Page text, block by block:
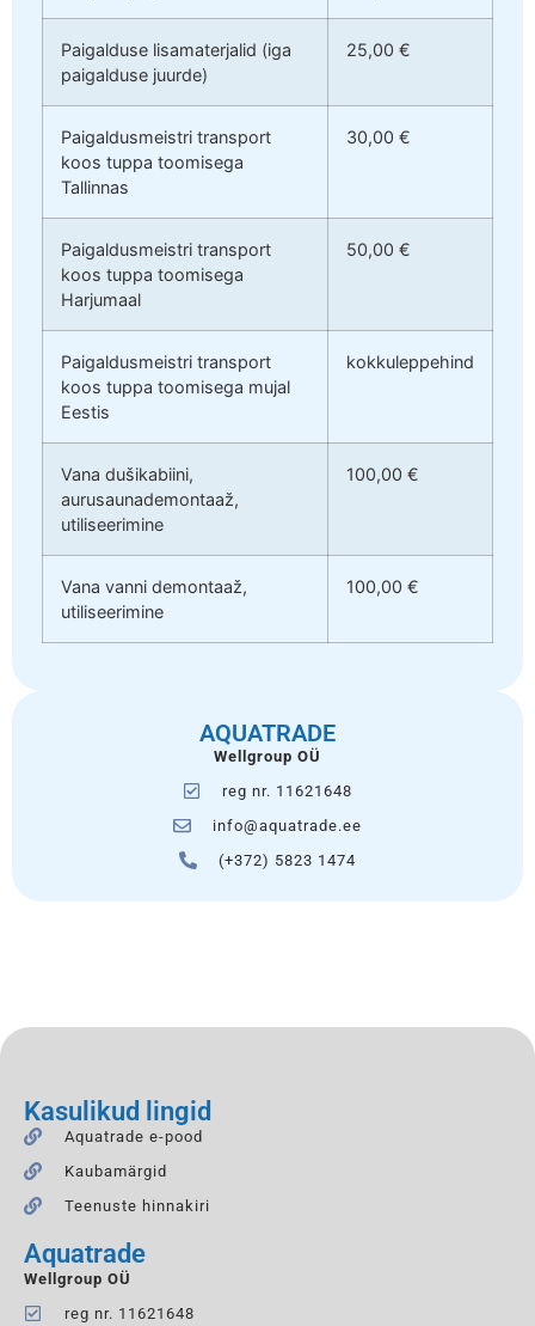
Paigalduse lisamaterjalid (iga
paigalduse juurde)
25,00 €
Paigaldusmeistri transport
koos tuppa toomisega
Tallinnas
30,00 €
Paigaldusmeistri transport
koos tuppa toomisega
Harjumaal
50,00 €
Paigaldusmeistri transport
koos tuppa toomisega mujal
Eestis
kokkuleppehind
Vana dušikabiini,
aurusaunademontaaž,
utiliseerimine
100,00 €
Vana vanni demontaaž,
utiliseerimine
100,00 €
AQUATRADE
Wellgroup OÜ
reg nr. 11621648
info@aquatrade.ee
(+372) 5823 1474
Kasulikud lingid
Aquatrade e-pood
Kaubamärgid
Teenuste hinnakiri
Aquatrade
Wellgroup OÜ
reg nr. 11621648